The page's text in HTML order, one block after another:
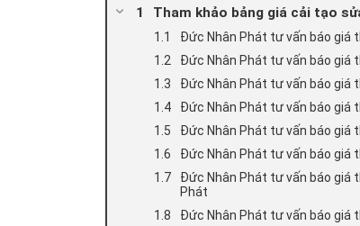
Tham khảo bảng giá cải tạo
Đức Nhân Phát tư vấn báo giá
Đức Nhân Phát tư vấn báo giá
Đức Nhân Phát tư vấn báo giá
Đức Nhân Phát tư vấn báo giá
Đức Nhân Phát tư vấn báo giá
Đức Nhân Phát tư vấn báo giá
Đức Nhân Phát tư vấn báo giá
Phát
Đức Nhân Phát tư vấn báo giá